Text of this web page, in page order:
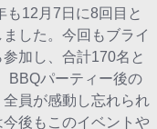
も12月7日に8回目と
した。今回もブライ
加し、合計170名と
BBQパーティー後の
員が感動し忘れられ
後もこのイベントや